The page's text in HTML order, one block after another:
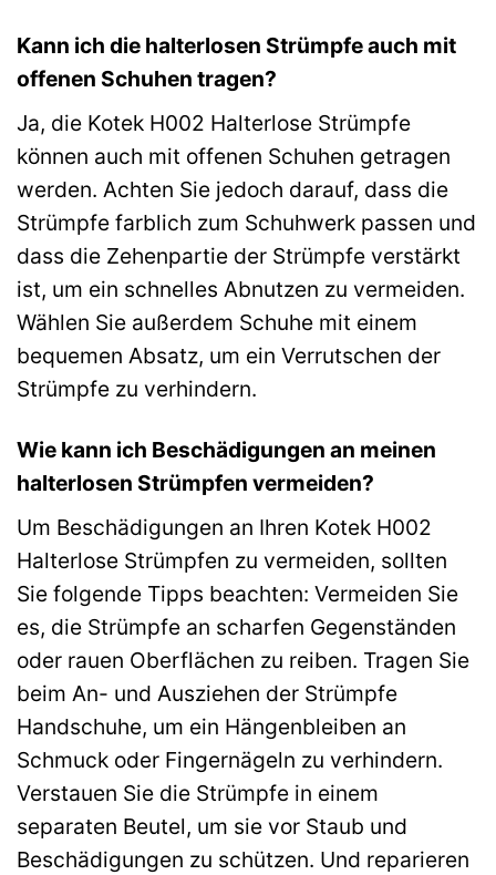
Kann ich die halterlosen Strümpfe auch mit
offenen Schuhen tragen?
Ja, die Kotek H002 Halterlose Strümpfe
können auch mit offenen Schuhen getragen
werden. Achten Sie jedoch darauf, dass die
Strümpfe farblich zum Schuhwerk passen und
dass die Zehenpartie der Strümpfe verstärkt
ist, um ein schnelles Abnutzen zu vermeiden.
Wählen Sie außerdem Schuhe mit einem
bequemen Absatz, um ein Verrutschen der
Strümpfe zu verhindern.
Wie kann ich Beschädigungen an meinen
halterlosen Strümpfen vermeiden?
Um Beschädigungen an Ihren Kotek H002
Halterlose Strümpfen zu vermeiden, sollten
Sie folgende Tipps beachten: Vermeiden Sie
es, die Strümpfe an scharfen Gegenständen
oder rauen Oberflächen zu reiben. Tragen Sie
beim An- und Ausziehen der Strümpfe
Handschuhe, um ein Hängenbleiben an
Schmuck oder Fingernägeln zu verhindern.
Verstauen Sie die Strümpfe in einem
separaten Beutel, um sie vor Staub und
Beschädigungen zu schützen. Und reparieren